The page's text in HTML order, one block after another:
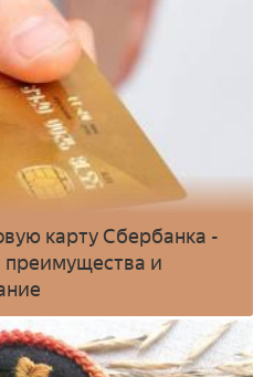
карту Сбербанка -
преимущества и